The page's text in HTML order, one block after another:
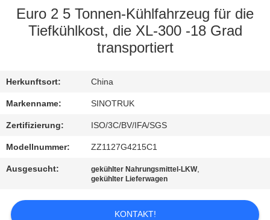
QUALITÄTSKONTROLLE
MIT
UNS
BITTE
UM
ANGEBOT
Euro 2 5 Tonnen-Kühlfahrzeug für die
Tiefkühlkost, die XL-300 -18 Grad
transportiert
Herkunftsort: China
Markenname: SINOTRUK
Zertifizierung: ISO/3C/BV/IFA/SGS
Modellnummer: ZZ1127G4215C1
Ausgesucht: gekühlter Nahrungsmittel-LKW,
gekühlter Lieferwagen
KONTAKT!